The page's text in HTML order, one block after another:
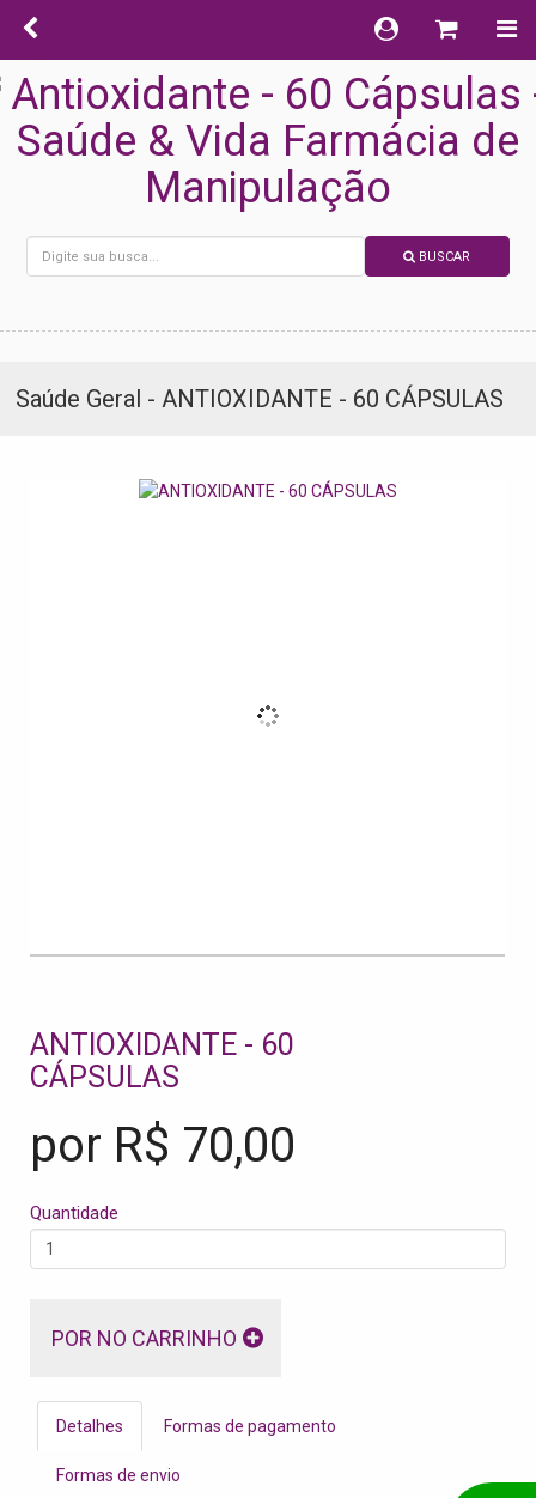
BUSCAR
Saúde Geral - ANTIOXIDANTE - 60 CÁPSULAS
ANTIOXIDANTE - 60
CÁPSULAS
por R$ 70,00
Quantidade
POR NO CARRINHO
Detalhes Formas de pagamento
Formas de envio